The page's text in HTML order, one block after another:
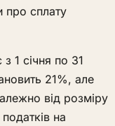
про сплату
1 січня по 31
21%, але
від розміру
на